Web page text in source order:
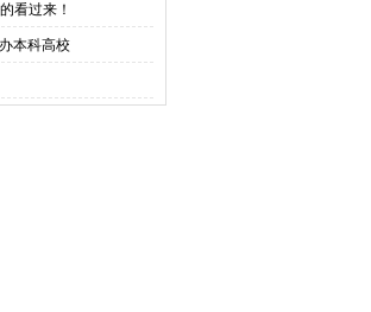
看过来！
本科高校